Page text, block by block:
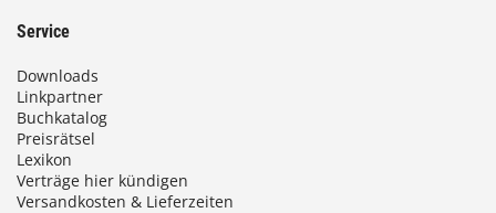
Service
Downloads
Linkpartner
Buchkatalog
Preisrätsel
Lexikon
Verträge hier kündigen
Versandkosten & Lieferzeiten